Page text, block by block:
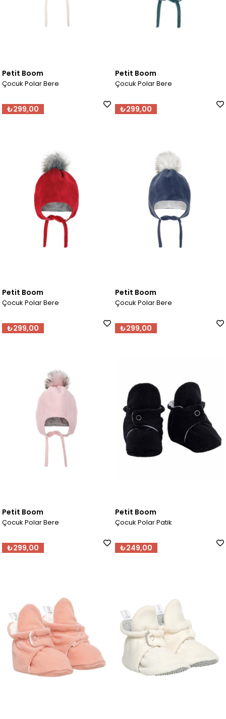
Petit Boom
Çocuk Polar Bere
₺299,00
Petit Boom
Çocuk Polar Bere
₺299,00
Petit Boom
Çocuk Polar Bere
₺299,00
Petit Boom
Çocuk Polar Bere
₺299,00
Petit Boom
Çocuk Polar Bere
₺299,00
Petit Boom
Çocuk Polar Patik
₺249,00